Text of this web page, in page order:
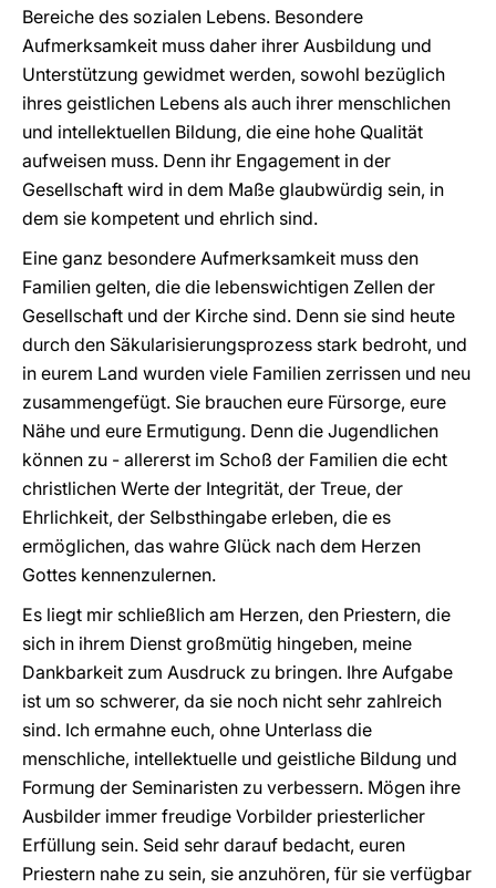
Bereiche des sozialen Lebens. Besondere
Aufmerksamkeit muss daher ihrer Ausbildung und
Unterstützung gewidmet werden, sowohl bezüglich
ihres geistlichen Lebens als auch ihrer menschlichen
und intellektuellen Bildung, die eine hohe Qualität
aufweisen muss. Denn ihr Engagement in der
Gesellschaft wird in dem Maße glaubwürdig sein, in
dem sie kompetent und ehrlich sind.
Eine ganz besondere Aufmerksamkeit muss den
Familien gelten, die die lebenswichtigen Zellen der
Gesellschaft und der Kirche sind. Denn sie sind heute
durch den Säkularisierungsprozess stark bedroht, und
in eurem Land wurden viele Familien zerrissen und neu
zusammengefügt. Sie brauchen eure Fürsorge, eure
Nähe und eure Ermutigung. Denn die Jugendlichen
können zu - allererst im Schoß der Familien die echt
christlichen Werte der Integrität, der Treue, der
Ehrlichkeit, der Selbsthingabe erleben, die es
ermöglichen, das wahre Glück nach dem Herzen
Gottes kennenzulernen.
Es liegt mir schließlich am Herzen, den Priestern, die
sich in ihrem Dienst großmütig hingeben, meine
Dankbarkeit zum Ausdruck zu bringen. Ihre Aufgabe
ist um so schwerer, da sie noch nicht sehr zahlreich
sind. Ich ermahne euch, ohne Unterlass die
menschliche, intellektuelle und geistliche Bildung und
Formung der Seminaristen zu verbessern. Mögen ihre
Ausbilder immer freudige Vorbilder priesterlicher
Erfüllung sein. Seid sehr darauf bedacht, euren
Priestern nahe zu sein, sie anzuhören, für sie verfügbar